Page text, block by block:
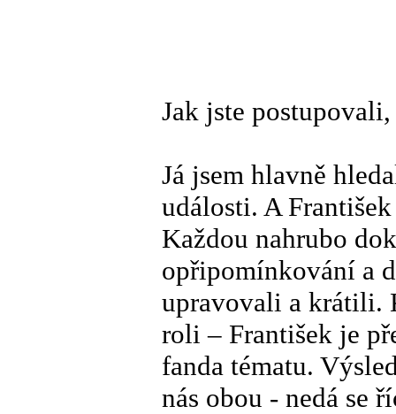
Jak jste
Já jsem hlavně
události. A
Každou nahrubo
opřipomínkování a
upravovali a krátili.
roli – František je
fanda tématu.
nás obou - nedá se